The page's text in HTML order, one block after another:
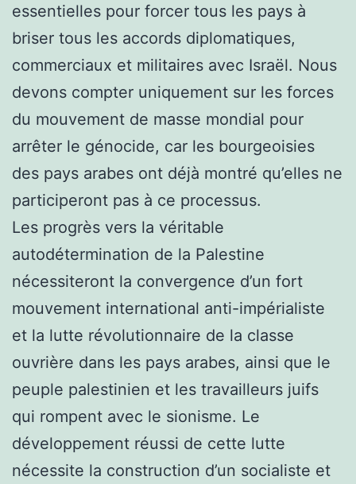
essentielles pour forcer tous les pays à
briser tous les accords diplomatiques,
commerciaux et militaires avec Israël. Nous
devons compter uniquement sur les forces
du mouvement de masse mondial pour
arrêter le génocide, car les bourgeoisies
des pays arabes ont déjà montré qu’elles ne
participeront pas à ce processus.
Les progrès vers la véritable
autodétermination de la Palestine
nécessiteront la convergence d’un fort
mouvement international anti-impérialiste
et la lutte révolutionnaire de la classe
ouvrière dans les pays arabes, ainsi que le
peuple palestinien et les travailleurs juifs
qui rompent avec le sionisme. Le
développement réussi de cette lutte
nécessite la construction d’un socialiste et